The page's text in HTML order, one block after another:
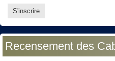
Recensement des